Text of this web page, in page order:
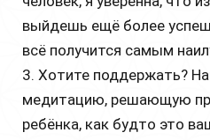
выйдешь ещё более
всё получится самым
3. Хотите поддержать?
медитацию, решающую
ребёнка, как будто это